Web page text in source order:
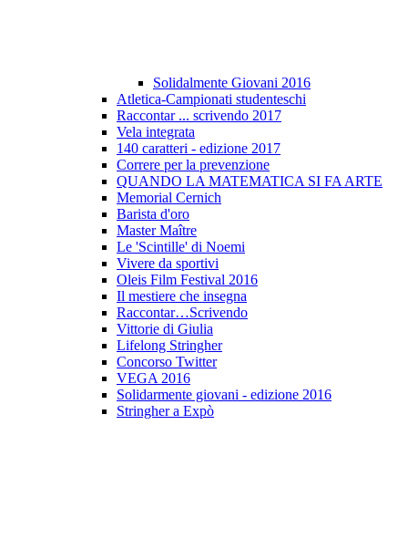
Solidalmente Giovani 2016
Atletica-Campionati studenteschi
Raccontar ... scrivendo 2017
Vela integrata
140 caratteri - edizione 2017
Correre per la prevenzione
QUANDO LA MATEMATICA SI FA ARTE
Memorial Cernich
Barista d'oro
Master Maître
Le 'Scintille' di Noemi
Vivere da sportivi
Oleis Film Festival 2016
Il mestiere che insegna
Raccontar…Scrivendo
Vittorie di Giulia
Lifelong Stringher
Concorso Twitter
VEGA 2016
Solidarmente giovani - edizione 2016
Stringher a Expò